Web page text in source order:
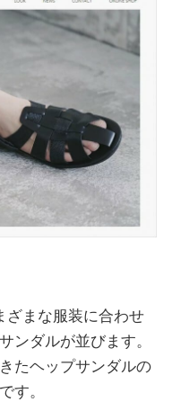
ざまな服装に合わせ
ンダルが並びます。
たヘップサンダルの
す。